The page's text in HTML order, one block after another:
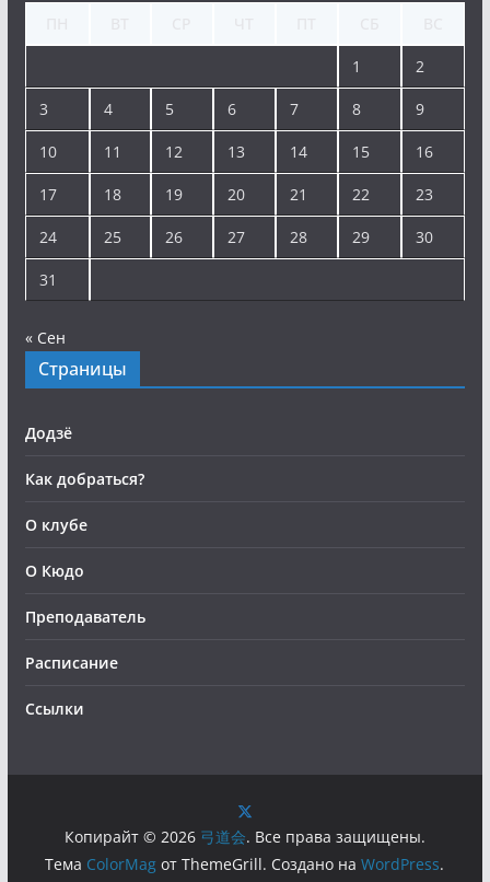
1 2
3 4 5 6 7 8 9
10 11 12 13 14 15 16
17 18 19 20 21 22 23
24 25 26 27 28 29 30
31
« Сен
Страницы
Додзё
Как добраться?
О клубе
О Кюдо
Преподаватель
Расписание
Ссылки
Копирайт © 2026 弓道会. Все права защищены.
Тема ColorMag от ThemeGrill. Создано наWordPress.